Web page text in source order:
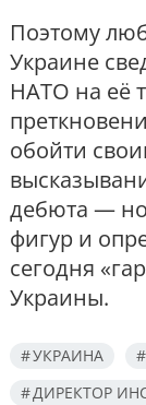
Поэтому
Украине
НАТО на её
обойти
дебюта —
фигур и
сегодня
Украины.
УКРАИНА
ДИРЕКТОР